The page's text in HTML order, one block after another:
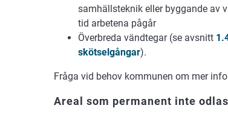
samhällsteknik eller byggande av
tid arbetena pågår
Överbreda vändtegar (se avsnitt
skötselgångar).
Fråga vid behov kommunen om mer
Areal som permanent inte odlas